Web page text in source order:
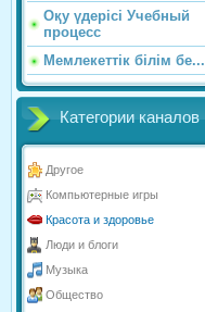
Оқу үдерісі Учебный
процесс
Мемлекеттік білім бе...
Категории каналов
Другое
Компьютерные игры
Красота и здоровье
Люди и блоги
Музыка
Общество